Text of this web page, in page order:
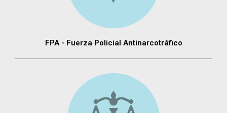
FPA - Fuerza Policial Antinarcotráfico